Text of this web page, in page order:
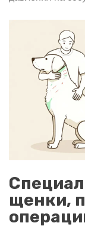
щенки,